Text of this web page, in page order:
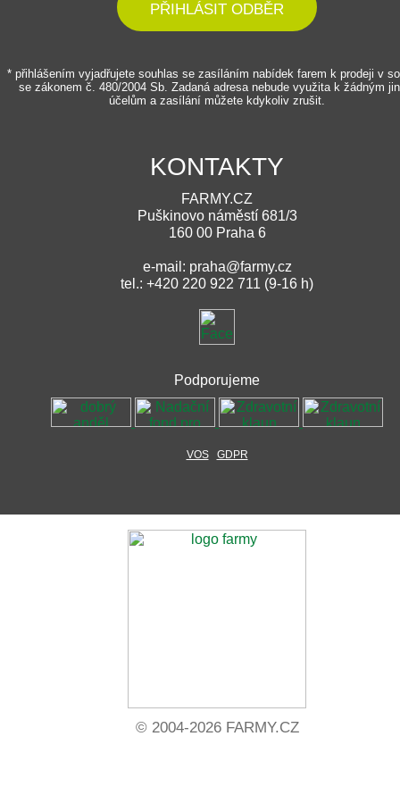
PŘIHLÁSIT ODBĚR
* přihlášením vyjadřujete souhlas se zasíláním nabídek farem k prodeji v
se zákonem č. 480/2004 Sb. Zadaná adresa nebude využita k žádným
účelům a zasílání můžete kdykoliv zrušit.
KONTAKTY
FARMY.CZ
Puškinovo náměstí 681/3
160 00 Praha 6
e-mail: praha@farmy.cz
tel.: +420 220 922 711 (9-16 h)
Podporujeme
VOS GDPR
© 2004-2026 FARMY.CZ